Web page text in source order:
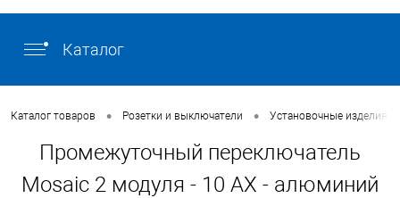
Каталог
Каталог товаров • Розетки и выключатели • Установочные изделия
Промежуточный переключатель
Mosaic 2 модуля - 10 AX - алюминий